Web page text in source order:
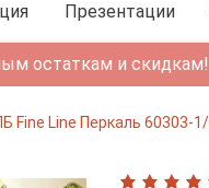
Презентации
остаткам и скидкам!
Fine Line Перкаль 60303-